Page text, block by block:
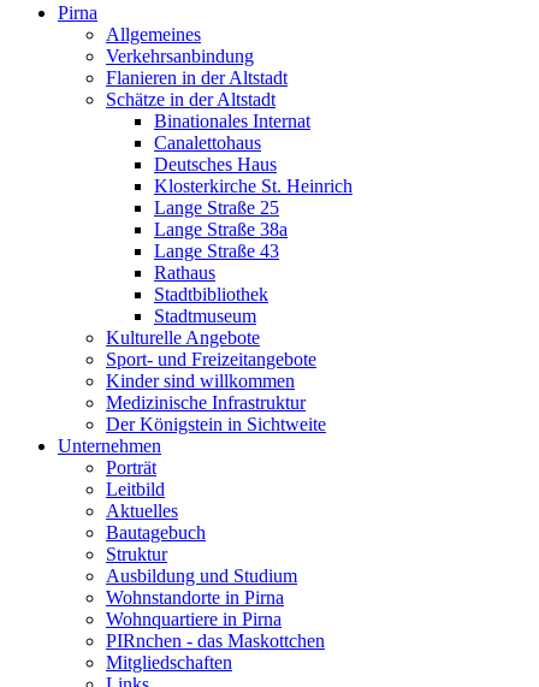
Pirna
Allgemeines
Verkehrsanbindung
Flanieren in der Altstadt
Schätze in der Altstadt
Binationales Internat
Canalettohaus
Deutsches Haus
Klosterkirche St. Heinrich
Lange Straße 25
Lange Straße 38a
Lange Straße 43
Rathaus
Stadtbibliothek
Stadtmuseum
Kulturelle Angebote
Sport- und Freizeitangebote
Kinder sind willkommen
Medizinische Infrastruktur
Der Königstein in Sichtweite
Unternehmen
Porträt
Leitbild
Aktuelles
Bautagebuch
Struktur
Ausbildung und Studium
Wohnstandorte in Pirna
Wohnquartiere in Pirna
PIRnchen - das Maskottchen
Mitgliedschaften